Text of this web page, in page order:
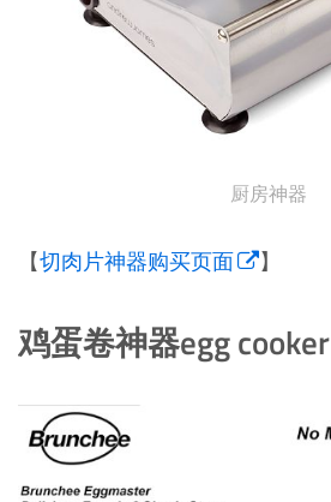
厨房神器
【切肉片神器购买页面 】
鸡蛋卷神器egg cooker